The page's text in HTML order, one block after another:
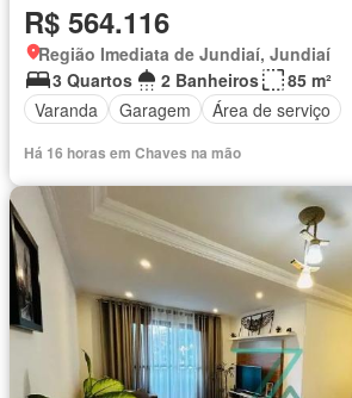
R$ 564.116
Região Imediata de Jundiaí, Jundiaí
3 Quartos
2 Banheiros
85 m²
Varanda
Garagem Área de serviço
Há 16 horas em Chaves na mão